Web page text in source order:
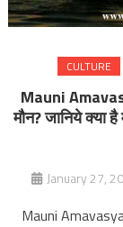
CULTURE
Mauni
मौन? जानिये क्या
January 27,
Mauni